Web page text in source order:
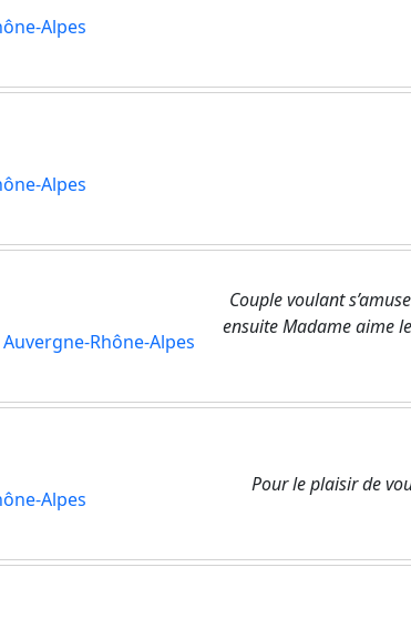
Alpes
Alpes
Auvergne-Rhône-Alpes
Couple voulant
ensuite Madame aime
Alpes
Pour le plaisir de